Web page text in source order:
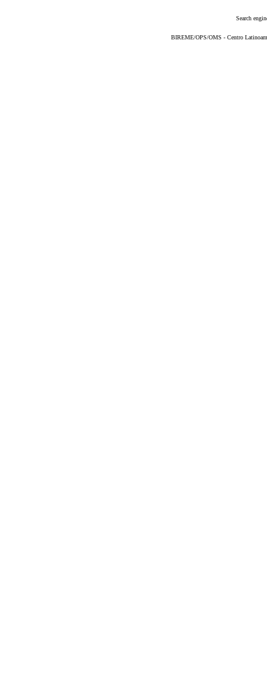
Search
BIREME/OPS/OMS - Centro